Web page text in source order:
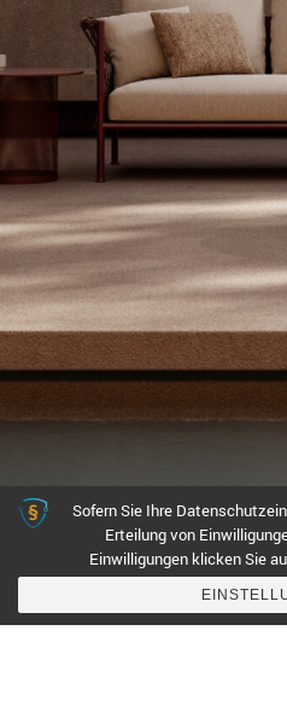
Sofern Sie Ihre
Erteilung von
Einwilligungen klicken Sie